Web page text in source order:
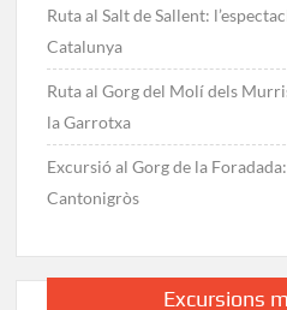
Ruta al Salt de Sallent:
Catalunya
Ruta al Gorg del Molí dels
la Garrotxa
Excursió al Gorg de la
Cantonigròs
Excursions